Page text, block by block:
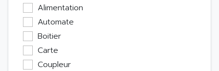
Alimentation
Automate
Boitier
Carte
Coupleur